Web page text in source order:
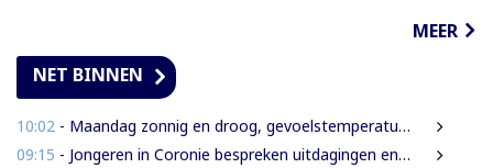
MEER
NET BINNEN
10:02 - Maandag zonnig en droog, gevoelstemperatuur tot 41 graden
09:15 - Jongeren in Coronie bespreken uitdagingen en toekomst tijdens districtsjeugdcongres